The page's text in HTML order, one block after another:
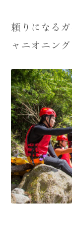
頼りになる
ャニオニング